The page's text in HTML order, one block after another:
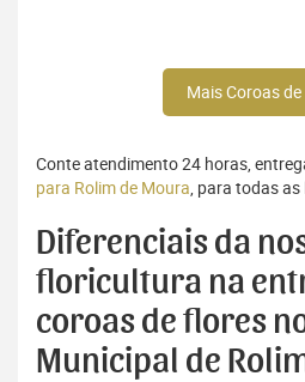
Mais Coroas
Conte atendimento 24 horas,
para Rolim de Moura, para todas
Diferenciais da
floricultura na
coroas de flores
Municipal de